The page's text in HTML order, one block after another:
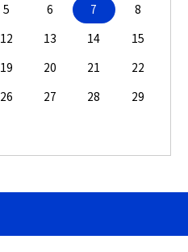
5 6 7
8
12 13 14
15
19 20 21
22
26 27 28
29